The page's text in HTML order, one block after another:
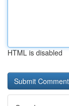
HTML is disabled